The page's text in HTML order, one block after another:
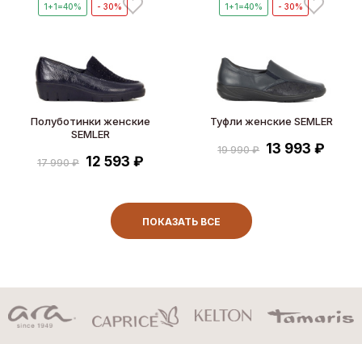
1+1=40% - 30%
Полуботинки женские
SEMLER
17 990 ₽ 12 593 ₽
1+1=40% - 30%
Туфли женские SEMLER
19 990 ₽ 13 993 ₽
ПОКАЗАТЬ ВСЕ